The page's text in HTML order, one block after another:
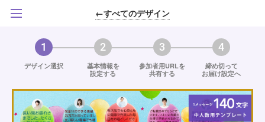
←すべてのデザイン
1
デザイン選択
2
基本情報を
設定する
3
参加者用URLを
共有する
4
締め切って
お届け設定へ